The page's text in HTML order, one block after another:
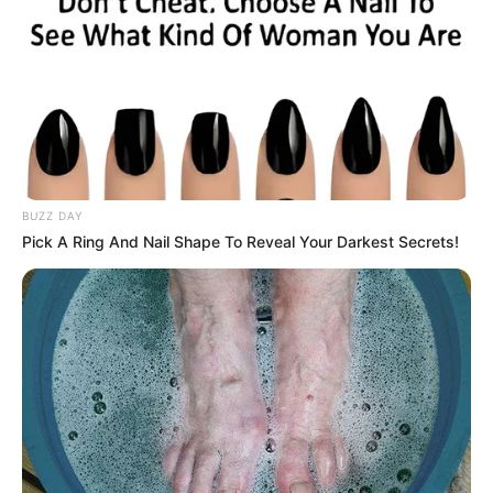
COMPARTIR
ALERTA BOGOTÁ EN GOOGLE NEWS
MANTÉNGASE EN ALERTA
Tenemos todas las noticias que le
interesan. Para estar bien informado, por
favor, active las notificaciones de Alerta.
ACTIVAR AHORA
BUZZ DAY
Pick A Ring And Nail Shape To Reveal Your Darkest Secrets!